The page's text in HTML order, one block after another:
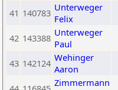
41 140783 Unterweger
Felix
42 143388 Unterweger
Paul
43 142124 Wehinger
Aaron
Zimmermann